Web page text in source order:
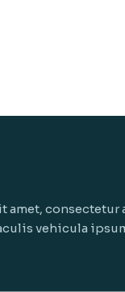
amet,
vehicula